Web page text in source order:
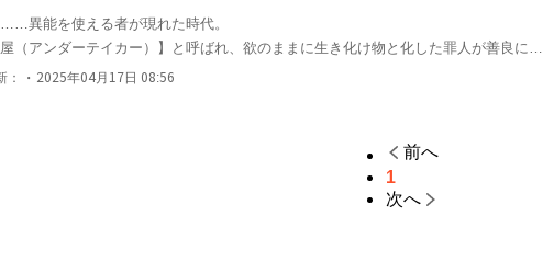
異能を使える者が現れた時代。
（アンダーテイカー）】と呼ばれ、欲のままに生き化け物と化した罪人が善良に生
ように……夜の闇に紛れて狩り、葬っていた。
り【死神】の二つ名を持つ青年・椎名に自殺を止められ、その上流れで引き取られ
である椎名を恐れていた輝世だったが、彼の不器用な優しさに触れて次第に元の天真
： ・ 2025年04月17日 08:56
前へ
1
次へ